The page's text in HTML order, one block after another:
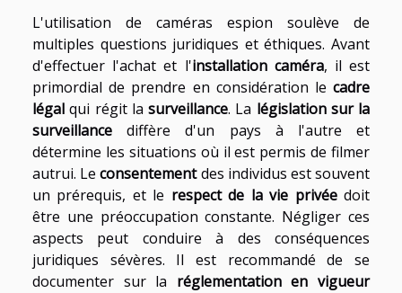
L'utilisation de caméras espion soulève de
multiples questions juridiques et éthiques. Avant
d'effectuer l'achat et l'installation caméra, il est
primordial de prendre en considération le cadre
légal qui régit la surveillance. La législation sur la
surveillance diffère d'un pays à l'autre et
détermine les situations où il est permis de filmer
autrui. Leconsentementdes individus est souvent
un prérequis, et le respect de la vie privéedoit
être une préoccupation constante. Négliger ces
aspects peut conduire à des conséquences
juridiques sévères. Il est recommandé de se
documenter sur la réglementation en vigueur